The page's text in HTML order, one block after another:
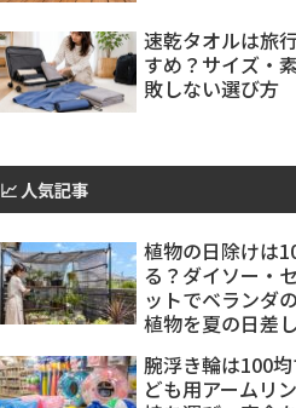
速乾タオルは旅
すめ？サイズ・
敗しない選び方
📈 人気記事
植物の日除けは
る？ダイソー・
ットでベランダ
植物を夏の日差
腕浮き輪は100
ども用アームリ